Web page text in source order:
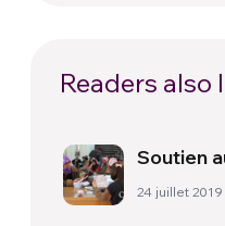
Readers also
Soutien
24 juillet 2019